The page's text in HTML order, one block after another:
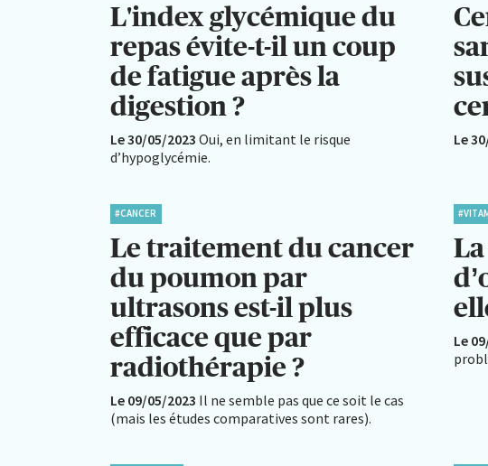
L'index glycémique du
repas évite-t-il un coup
de fatigue après la
digestion ?
Le 30/05/2023 Oui, en limitant le risque
d’hypoglycémie.
Le
#CANCER
Le traitement du cancer
du poumon par
ultrasons est-il plus
efficace que par
radiothérapie ?
Le 09/05/2023 Il ne semble pas que ce soit le cas
(mais les études comparatives sont rares).
Le